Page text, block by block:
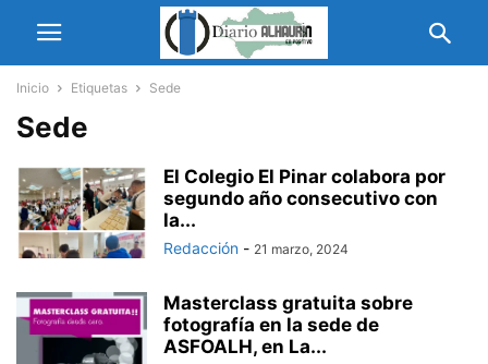
Inicio Etiquetas Sede
Sede
El Colegio El Pinar colabora por
segundo año consecutivo con
la...
Redacción - 21 marzo, 2024
Masterclass gratuita sobre
fotografía en la sede de
ASFOALH, en La...